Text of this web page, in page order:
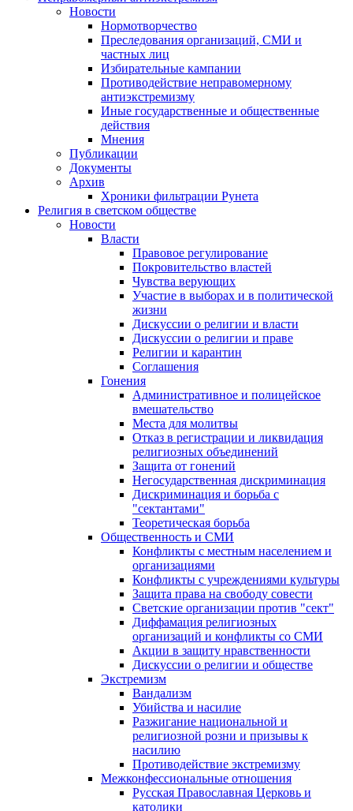
Новости
Нормотворчество
Преследования организаций, СМИ и
частных лиц
Избирательные кампании
Противодействие неправомерному
антиэкстремизму
Иные государственные и общественные
действия
Мнения
Публикации
Документы
Архив
Хроники фильтрации Рунета
Религия в светском обществе
Новости
Власти
Правовое регулирование
Покровительство властей
Чувства верующих
Участие в выборах и в политической
жизни
Дискуссии о религии и власти
Дискуссии о религии и праве
Религии и карантин
Соглашения
Гонения
Административное и полицейское
вмешательство
Места для молитвы
Отказ в регистрации и ликвидация
религиозных объединений
Защита от гонений
Негосударственная дискриминация
Дискриминация и борьба с
"сектантами"
Теоретическая борьба
Общественность и СМИ
Конфликты с местным населением и
организациями
Конфликты с учреждениями культуры
Защита права на свободу совести
Светские организации против "сект"
Диффамация религиозных
организаций и конфликты со СМИ
Акции в защиту нравственности
Дискуссии о религии и обществе
Экстремизм
Вандализм
Убийства и насилие
Разжигание национальной и
религиозной розни и призывы к
насилию
Противодействие экстремизму
Межконфессиональные отношения
Русская Православная Церковь и
католики